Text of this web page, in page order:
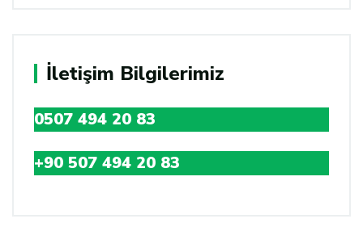
İletişim Bilgilerimiz
0507 494 20 83
+90 507 494 20 83